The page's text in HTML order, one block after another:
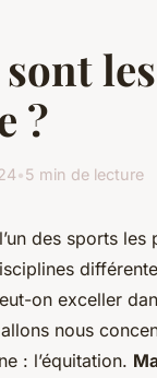
?
•5 min de lecture
des sports
on exceller
nous
: l’équitation.